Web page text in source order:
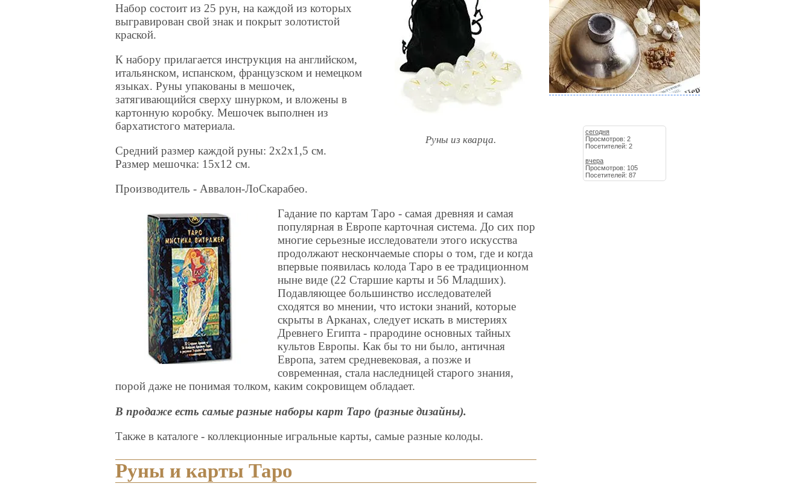
Руны из кварца.
Набор состоит из 25 рун, на каждой из которых
выгравирован свой знак и покрыт золотистой
краской.
К набору прилагается инструкция на английском,
итальянском, испанском, французском и немецком
языках. Руны упакованы в мешочек,
затягивающийся сверху шнурком, и вложены в
картонную коробку. Мешочек выполнен из
бархатистого материала.
Средний размер каждой руны: 2х2х1,5 см.
Размер мешочка: 15х12 см.
Производитель - Аввалон-ЛоСкарабео.
Гадание по картам Таро - самая древняя и самая
популярная в Европе карточная система. До сих пор
многие серьезные исследователи этого искусства
продолжают нескончаемые споры о том, где и когда
впервые появилась колода Таро в ее традиционном
ныне виде (22 Старшие карты и 56 Младших).
Подавляющее большинство исследователей
сходятся во мнении, что истоки знаний, которые
скрыты в Арканах, следует искать в мистериях
Древнего Египта - прародине основных тайных
культов Европы. Как бы то ни было, античная
Европа, затем средневековая, а позже и
современная, стала наследницей старого знания,
порой даже не понимая толком, каким сокровищем обладает.
В продаже есть самые разные наборы карт Таро (разные дизайны).
Также в каталоге - коллекционные игральные карты, самые разные колоды.
Руны и карты Таро
сегодня
Просмотров: 2
Посетителей: 2
вчера
Просмотров: 105
Посетителей: 87